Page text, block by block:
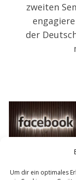
Um dir ein optimales
zweiten
der
a
r
c